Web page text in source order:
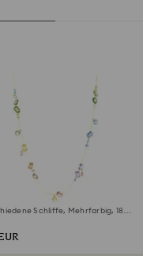
lange Halskette
Schliffe, Mehrfarbig, 18K